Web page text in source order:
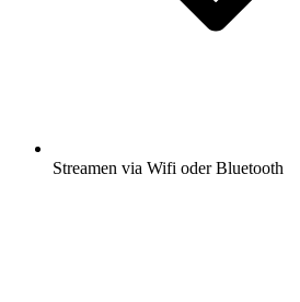
Streamen via Wifi oder Bluetooth